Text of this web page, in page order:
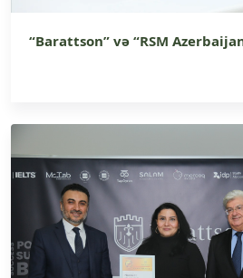
“Barattson” və “RSM